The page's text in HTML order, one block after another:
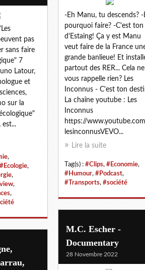
pas
sans faire
7
Latour,
et
sur la
est...
,
#Ecologie,
,
,
,
-Eh Manu, tu descends? -
pourquoi faire? -C'est ton
d'Estaing! Ça y est Manu
veut faire de la France
grande banlieue! Et
partout des RER... Cela ne
vous rappelle rien? Les
Inconnus - C'est ton
La chaîne youtube : Les
Inconnus
https://
lesinconnusVEVO...
Lire la suite
Tag(s) : #Clips, #Economie,
#Humour, #Podcast,
#Transports, #société
M.C. Escher -
Documentary
28 Novembre 2022